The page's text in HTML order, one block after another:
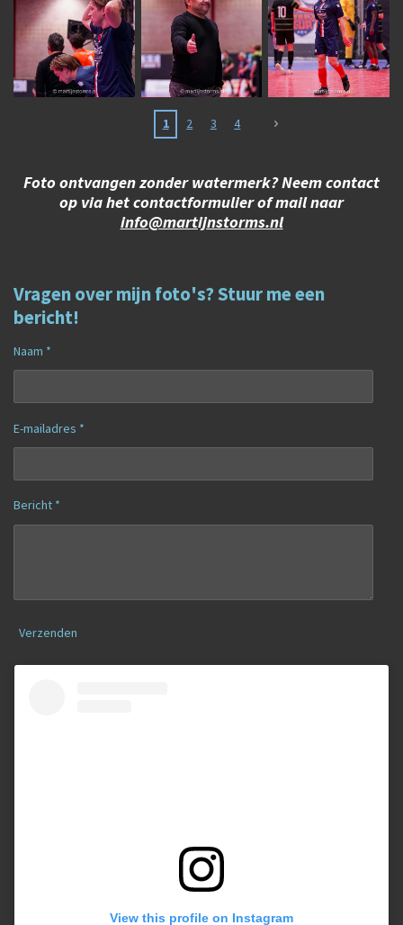
1 2 3 4
Foto ontvangen zonder watermerk? Neem contact
op via het contactformulier of mail naar
info@martijnstorms.nl
Vragen over mijn foto's? Stuur me een
bericht!
Naam *
E-mailadres *
Bericht *
Verzenden
View this profile on Instagram